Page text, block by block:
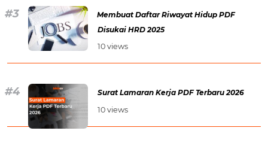
Membuat Daftar Riwayat Hidup PDF
Disukai HRD 2025
10 views
Surat Lamaran Kerja PDF Terbaru 2026
10 views